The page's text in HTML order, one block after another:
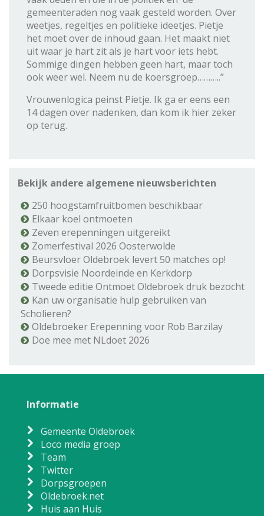
gemeenteraden nog vaak gesteld worden. Over
weetjes, regeltjes en politieke ideetjes. Pietje
het moet over de inhoud gaan. Het maakt niet
uit waar je hart zit als je hart voor iets hebt.
Sommige dingen hebben geen hart, maar toch
ook weer wel. Neem nu de koersgroep………..”
Vrouwenlogica peinst Pietje. Ik ga er eens een
14 dagen over nadenken, dan kom ik hier zeker
op terug.
Bekijk andere algemene nieuwsberichten
250 hoogstamfruitbomen beschikbaar
Elkaar koel ontmoeten
Zeven erepenningen uitgereikt
Zomerfestival 2026 Oosterwolde
Beursvloer Oldebroek levert 50 matches op!
Dorpsvisie Noordeinde en Kerkdorp
Tweede editie Ontmoet Oldebroek druk bezocht
Kan uw organisatie hulp gebruiken van
Scholieren?
Oldebroeker Erepenning voor Rob Barzilay
Doe mee met NLdoet 2026
Informatie
Gemeente Oldebroek
Loco media groep
Team
Twitter
Dorpsgroepen
Oldebroek.net
Huis aan Huis